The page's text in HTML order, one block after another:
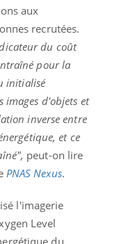
aux
recrutées.
du coût
pour la
initialisé
images d'objets et
inverse entre
et ce
peut-on lire
PNAS Nexus.
l'imagerie
Level
du